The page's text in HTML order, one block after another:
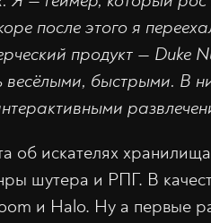
после этого я
продукт — Duke
весёлыми, быстрыми. В
об искателях
шутера и РПГ. В
и Halo. Ну а первые